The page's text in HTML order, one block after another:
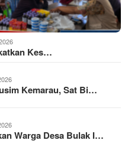
Kes…
Kemarau, Sat Bi…
Warga Desa Bulak I…